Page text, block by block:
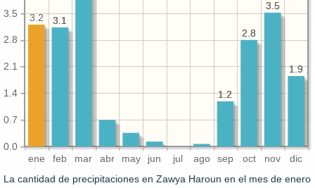
ene feb mar abr may jun jul ago sep oct nov dic
0.0
0.7
1.4
2.1
2.8
3.5
1.9
3.5
2.8
1.2
3.1
1.9
3.5
2.8
1.2
3.1
3.2
La cantidad de precipitaciones en Zawya Haroun en el mes de enero